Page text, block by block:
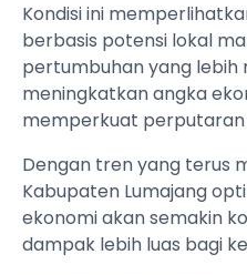
Kondisi ini
berbasis potensi lokal
pertumbuhan yang lebih
meningkatkan angka
memperkuat perputaran
Dengan tren yang terus
Kabupaten Lumajang
ekonomi akan semakin
dampak lebih luas bagi